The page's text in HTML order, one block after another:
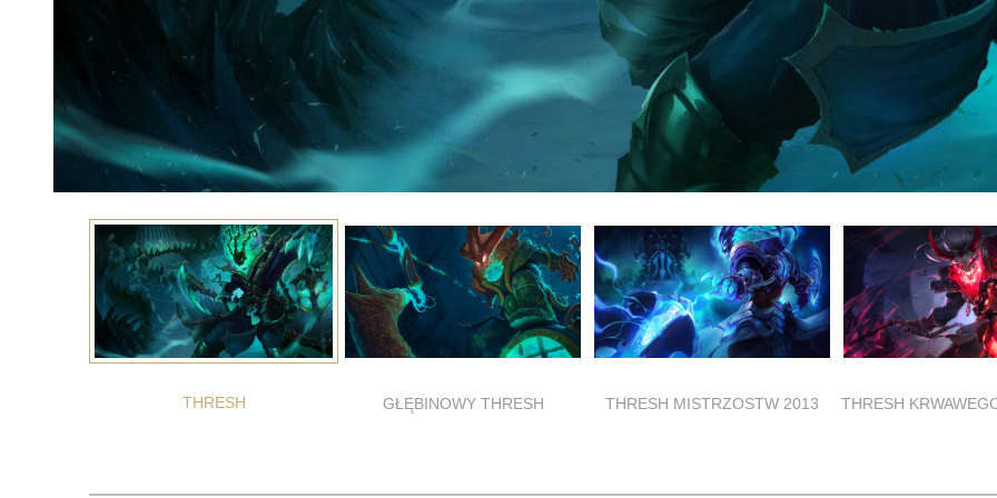
THRESH GŁĘBINOWY THRESH THRESH MISTRZOSTW 2013 THRESH